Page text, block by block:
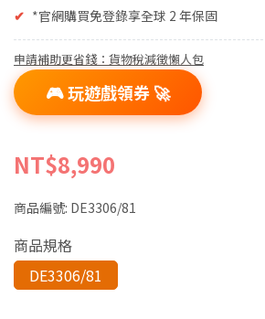
✔ *官網購買免登錄享全球 2 年保固
申請補助更省錢：貨物稅減徵懶人包
🎮 玩遊戲領券 🚀
NT$8,990
商品編號: DE3306/81
商品規格
DE3306/81